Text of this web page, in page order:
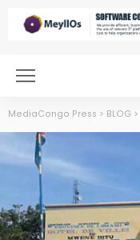
MediaCongo Press > BLOG >